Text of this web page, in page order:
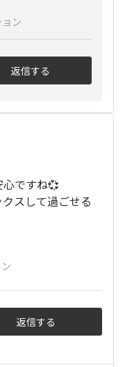
ン
返信する
ですね💞
スして過ごせる
返信する